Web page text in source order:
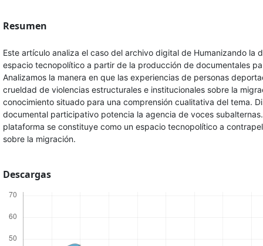
Resumen
Este artículo analiza el caso del archivo digital de Humanizando la
espacio tecnopolítico a partir de la producción de documentales
Analizamos la manera en que las experiencias de personas
crueldad de violencias estructurales e institucionales sobre la
conocimiento situado para una comprensión cualitativa del tema.
documental participativo potencia la agencia de voces
plataforma se constituye como un espacio tecnopolítico a
sobre la migración.
Descargas